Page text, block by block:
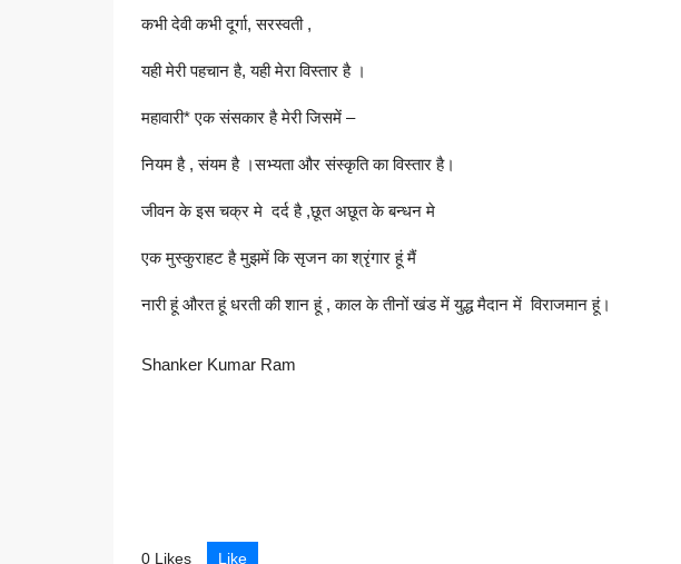
कभी देवी कभी दूर्गा, सरस्वती ,
यही मेरी पहचान है, यही मेरा विस्तार है ।
महावारी* एक संसकार है मेरी जिसमें –
नियम है , संयम है ।सभ्यता और संस्कृति का विस्तार है।
जीवन के इस चक्र मे दर्द है ,छूत अछूत के बन्धन मे
एक मुस्कुराहट है मुझमें कि सृजन का श्रृंगार हूं मैं
नारी हूं औरत हूं धरती की शान हूं , काल के तीनों खंड में युद्ध मैदान में विराजमान हूं।
Shanker Kumar Ram
0 Likes Like